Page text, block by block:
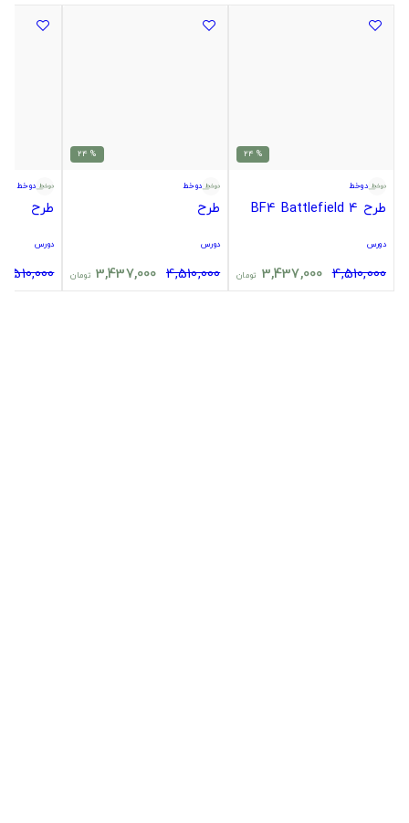
% 24
دوخط
طرح BF4 Battlefield 4
دورس
4,510,000
3,437,000 تومان
% 24
دوخط
طرح
دورس
4,510,000
3,437,000 تومان
دوخط
طرح
دورس
4,510,000